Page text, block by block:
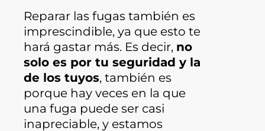
Reparar las fugas también es
imprescindible, ya que esto te
hará gastar más. Es decir, no
solo es por tu seguridad y la
de los tuyos, también es
porque hay veces en la que
una fuga puede ser casi
inapreciable, y estamos